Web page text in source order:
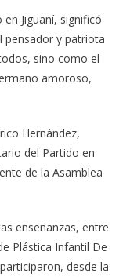
Jiguaní, significó
pensador y patriota
sino como el
amoroso,
Hernández,
del Partido en
de la Asamblea
enseñanzas, entre
Plástica Infantil De
desde la